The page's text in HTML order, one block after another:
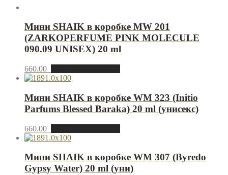
Мини SHAIK в коробке MW 201
(ZARKOPERFUME PINK MOLECULE
090.09 UNISEX) 20 ml
660.00
Мини SHAIK в коробке WM 323 (Initio
Parfums Blessed Baraka) 20 ml (унисекс)
660.00
Мини SHAIK в коробке WM 307 (Byredo
Gypsy Water) 20 ml (уни)